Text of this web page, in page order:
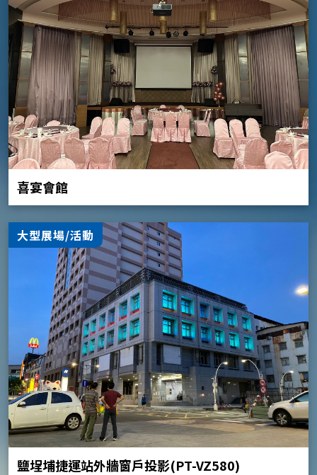
喜宴會館
大型展場/活動
鹽埕埔捷運站外牆窗戶投影(PT-VZ580)